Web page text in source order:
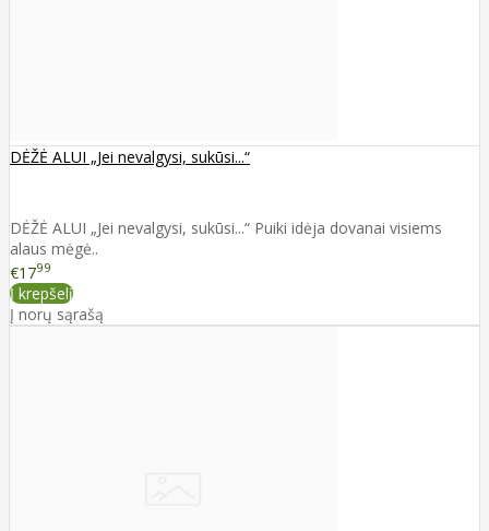
DĖŽĖ ALUI „Jei nevalgysi, sukūsi...“
DĖŽĖ ALUI „Jei nevalgysi, sukūsi...“ Puiki idėja dovanai visiems
alaus mėgė..
€1799
Į krepšelį
Į norų sąrašą